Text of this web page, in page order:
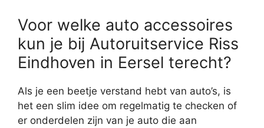
Voor welke auto accessoires
kun je bij Autoruitservice Riss
Eindhoven in Eersel terecht?
Als je een beetje verstand hebt van auto’s, is
het een slim idee om regelmatig te checken of
er onderdelen zijn van je auto die aan